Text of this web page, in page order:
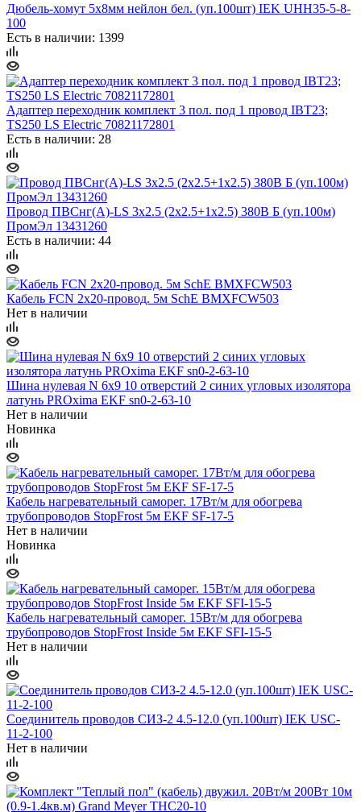
Дюбель-хомут 5х8мм нейлон бел. (уп.100шт) IEK UHH35-5-8-
100
Есть в наличии: 1399
Адаптер переходник комплект 3 пол. под 1 провод IBT23;
TS250 LS Electric 70821172801
Есть в наличии: 28
Провод ПВСнг(А)-LS 3х2.5 (2х2.5+1х2.5) 380В Б (уп.100м)
ПромЭл 13431260
Есть в наличии: 44
Кабель FCN 2х20-провод. 5м SchE BMXFCW503
Нет в наличии
Шина нулевая N 6х9 10 отверстий 2 синих угловых изолятора
латунь PROxima EKF sn0-2-63-10
Нет в наличии
Новинка
Кабель нагревательный саморег. 17Вт/м для обогрева
трубопроводов StopFrost 5м EKF SF-17-5
Нет в наличии
Новинка
Кабель нагревательный саморег. 15Вт/м для обогрева
трубопроводов StopFrost Inside 5м EKF SFI-15-5
Нет в наличии
Соединитель проводов СИЗ-2 4.5-12.0 (уп.100шт) IEK USC-
11-2-100
Нет в наличии